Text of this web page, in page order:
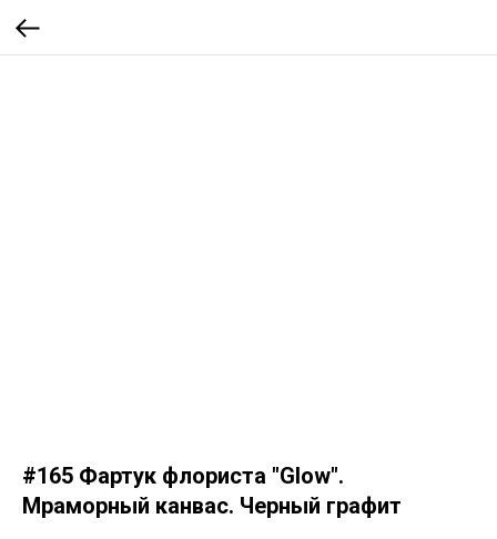
#165 Фартук флориста "Glow".
Мраморный канвас. Черный графит